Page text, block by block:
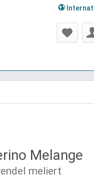
Melange
meliert